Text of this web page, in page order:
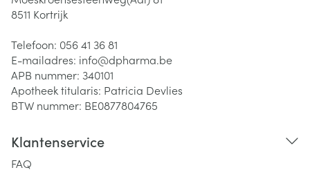
8511 Kortrijk
Telefoon: 056 41 36 81
E-mailadres: info@dpharma.be
APB nummer: 340101
Apotheek titularis: Patricia Devlies
BTW nummer: BE0877804765
Klantenservice
FAQ